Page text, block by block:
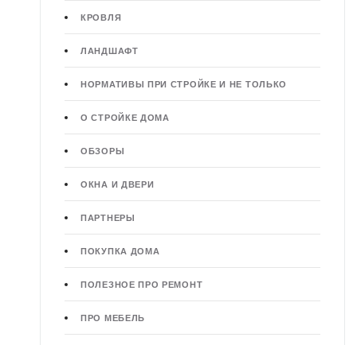
КРОВЛЯ
ЛАНДШАФТ
НОРМАТИВЫ ПРИ СТРОЙКЕ И НЕ ТОЛЬКО
О СТРОЙКЕ ДОМА
ОБЗОРЫ
ОКНА И ДВЕРИ
ПАРТНЕРЫ
ПОКУПКА ДОМА
ПОЛЕЗНОЕ ПРО РЕМОНТ
ПРО МЕБЕЛЬ